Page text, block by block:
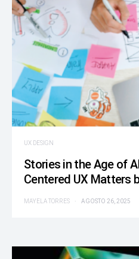
UX DESIGN
Stories in the Age of
Centered UX Matters
MAYELA TORRES AGOSTO 26, 2025